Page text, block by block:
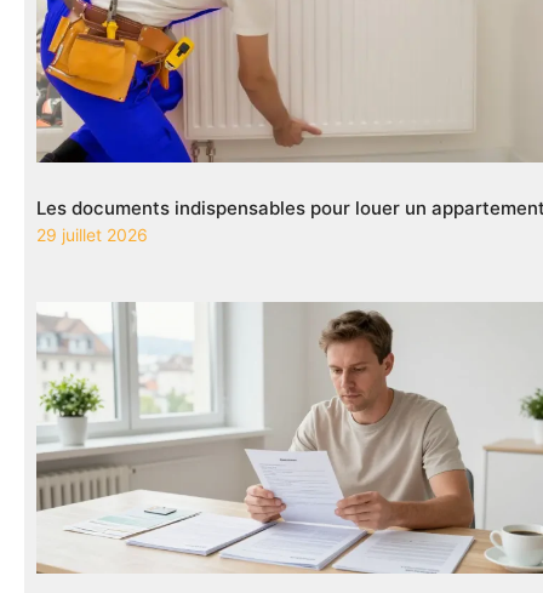
Les documents indispensables pour louer un
29 juillet 2026